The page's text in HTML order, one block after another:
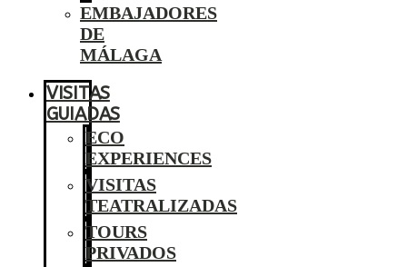
EMBAJADORES
DE
MÁLAGA
VISITAS
GUIADAS
ECO
EXPERIENCES
VISITAS
TEATRALIZADAS
TOURS
PRIVADOS